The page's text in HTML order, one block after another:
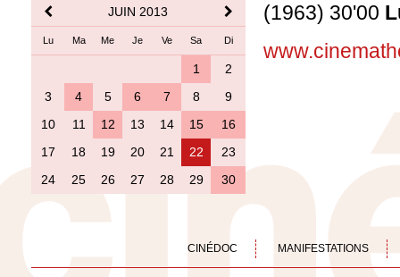
JUIN 2013
Lu Ma Me Je Ve Sa Di
1
2
3
4 5 6 7 8
9
10
11 12 13 14 15
16
17
18 19 20 21 22
23
24
25 26 27 28 29 30
(1963) 30'00
CINÉDOC MANIFESTATIONS